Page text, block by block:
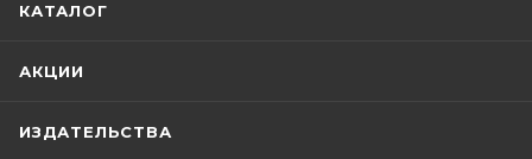
КАТАЛОГ
АКЦИИ
ИЗДАТЕЛЬСТВА